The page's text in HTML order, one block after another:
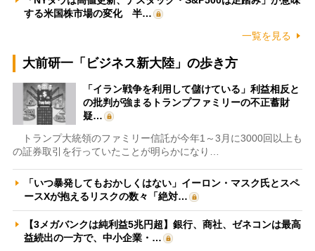
する米国株市場の変化 半…
一覧を見る
大前研一「ビジネス新大陸」の歩き方
「イラン戦争を利用して儲けている」利益相反と
の批判が強まるトランプファミリーの不正蓄財
疑…
トランプ大統領のファミリー信託が今年1～3月に3000回以上も
の証券取引を行っていたことが明らかになり…
「いつ暴発してもおかしくはない」イーロン・マスク氏とスペ
ースXが抱えるリスクの数々「絶対…
【3メガバンクは純利益5兆円超】銀行、商社、ゼネコンは最高
益続出の一方で、中小企業・…